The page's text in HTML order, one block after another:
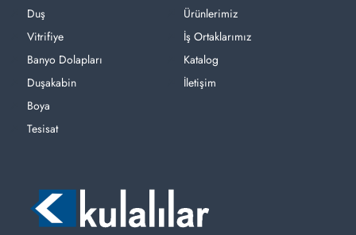
Ürünlerimiz
İş Ortaklarımız
Katalog
İletişim
Duş
Vitrifiye
Banyo Dolapları
Duşakabin
Boya
Tesisat